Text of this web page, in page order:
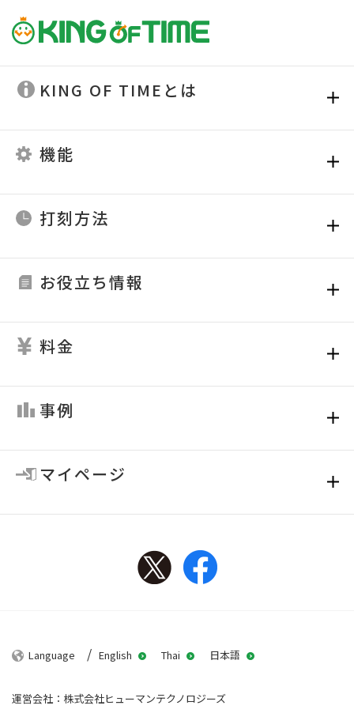
KING OF TIMEとは
機能
打刻方法
お役立ち情報
料金
事例
マイページ
TwitterFacebook
Language English Thai 日本語
運営会社：株式会社ヒューマンテクノロジーズ